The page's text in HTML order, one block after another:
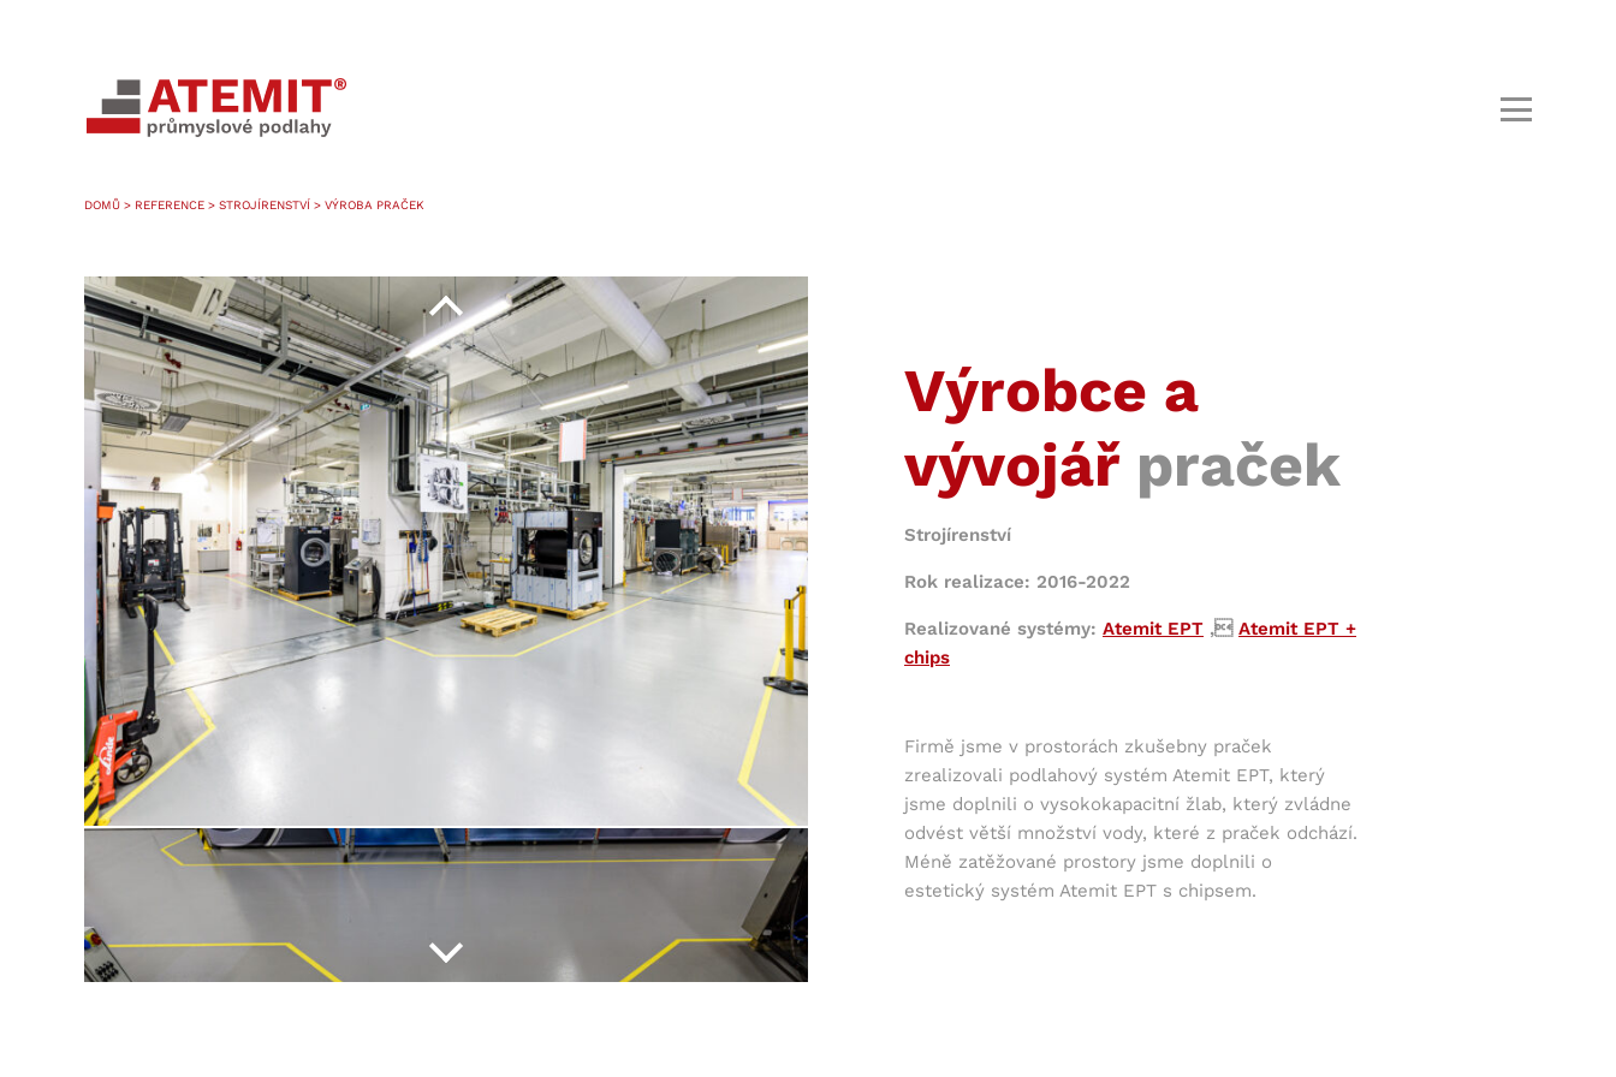
DOMŮ > REFERENCE > STROJÍRENSTVÍ > VÝROBA PRAČEK
Výrobce a
vývojářpraček
Strojírenství
Rok realizace: 2016-2022
Realizované systémy: Atemit EPT , Atemit EPT +
chips
Firmě jsme v prostorách zkušebny praček
zrealizovali podlahový systém Atemit EPT, který
jsme doplnili o vysokokapacitní žlab, který zvládne
odvést větší množství vody, které z praček odchází.
Méně zatěžované prostory jsme doplnili o
estetický systém Atemit EPT s chipsem.